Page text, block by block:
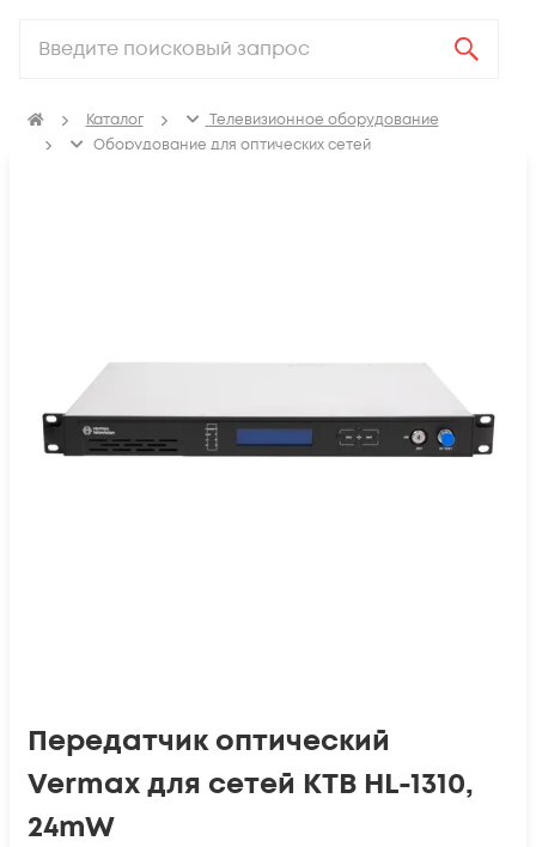
Каталог
Телевизионное оборудование
Оборудование для оптических сетей
Передатчик оптический
Vermax для сетей КТВ HL-1310,
24mW